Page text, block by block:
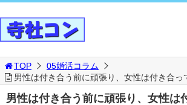
TOP
05婚活コラム
男性は付き合う前に頑張り、女性は付き合っ
男性は付き合う前に頑張り、女性は